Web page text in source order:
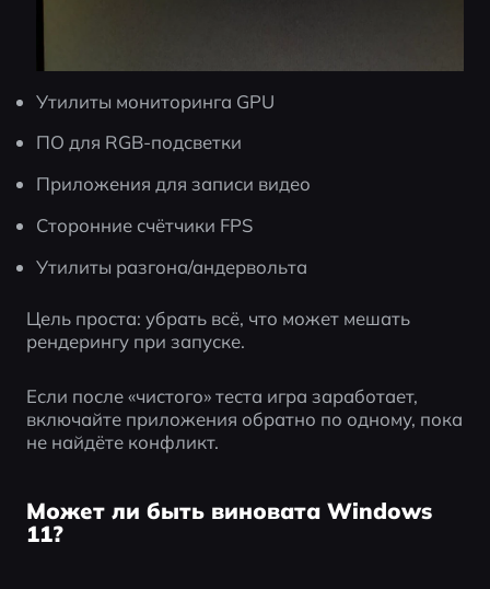
Утилиты мониторинга GPU
ПО для RGB-подсветки
Приложения для записи видео
Сторонние счётчики FPS
Утилиты разгона/андервольта
Цель проста: убрать всё, что может мешать
рендерингу при запуске.
Если после «чистого» теста игра заработает,
включайте приложения обратно по одному, пока
не найдёте конфликт.
Может ли быть виновата Windows
11?